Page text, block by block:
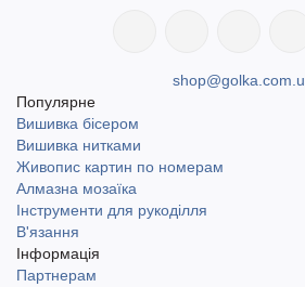
Популярне
Вишивка бісером
Вишивка нитками
Живопис картин по номерам
Алмазна мозаїка
Інструменти для рукоділля
В'язання
Інформація
Партнерам